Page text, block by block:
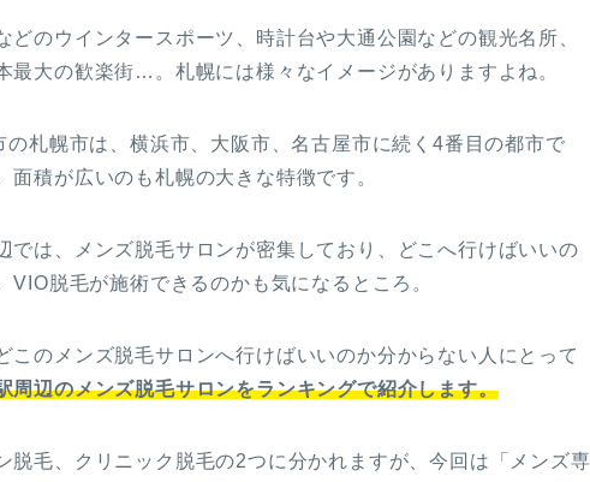
どのウインタースポーツ、時計台や大通公園などの観光名所、
最大の歓楽街…。札幌には様々なイメージがありますよね。
の札幌市は、横浜市、大阪市、名古屋市に続く4番目の都市で
面積が広いのも札幌の大きな特徴です。
では、メンズ脱毛サロンが密集しており、どこへ行けばいいの
VIO脱毛が施術できるのかも気になるところ。
このメンズ脱毛サロンへ行けばいいのか分からない人にとって
周辺のメンズ脱毛サロンをランキングで紹介します。
脱毛、クリニック脱毛の2つに分かれますが、今回は「メンズ専